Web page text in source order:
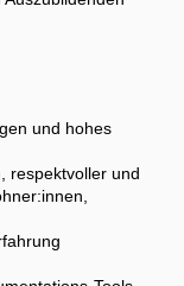
und hohes
respektvoller und